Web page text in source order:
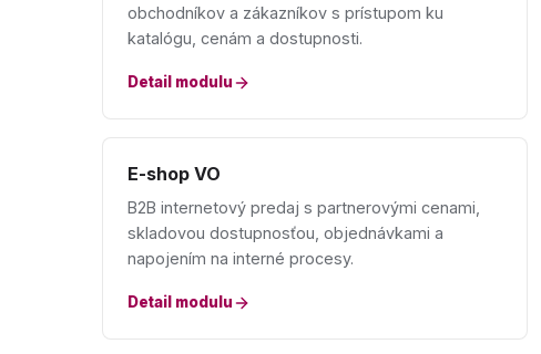
obchodníkov a zákazníkov s prístupom ku
katalógu, cenám a dostupnosti.
Detail modulu
E-shop VO
B2B internetový predaj s partnerovými cenami,
skladovou dostupnosťou, objednávkami a
napojením na interné procesy.
Detail modulu